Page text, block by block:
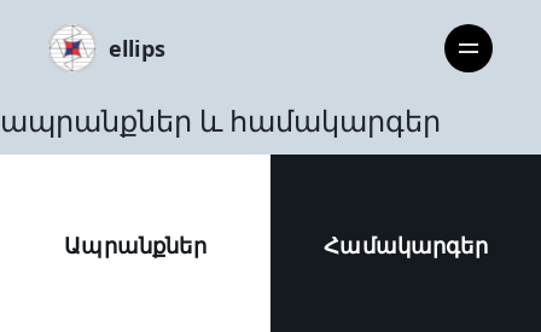
ellips
ապրանքներ և համակարգեր
Ապրանքներ Համակարգեր